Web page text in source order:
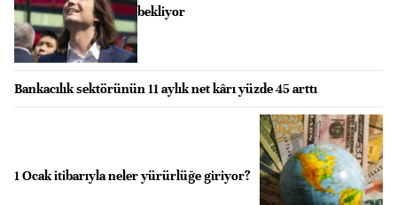
bekliyor
Bankacılık sektörünün 11 aylık net kârı yüzde 45 arttı
1 Ocak itibarıyla neler yürürlüğe giriyor?